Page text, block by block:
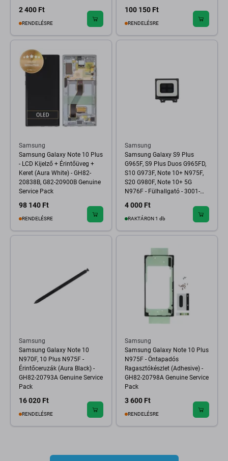
2 400 Ft
RENDELÉSRE
100 150 Ft
RENDELÉSRE
Samsung
Samsung Galaxy Note 10 Plus
- LCD Kijelző + Érintőüveg +
Keret (Aura White) - GH82-
20838B, G82-20900B Genuine
Service Pack
98 140 Ft
RENDELÉSRE
Samsung
Samsung Galaxy S9 Plus
G965F, S9 Plus Duos G965FD,
S10 G973F, Note 10+ N975F,
S20 G980F, Note 10+ 5G
N976F - Fülhallgató - 3001-
4 000 Ft
RAKTÁRON 1 db
Samsung
Samsung Galaxy Note 10
N970F, 10 Plus N975F -
Érintőceruzák (Aura Black) -
GH82-20793A Genuine Service
Pack
16 020 Ft
RENDELÉSRE
Samsung
Samsung Galaxy Note 10 Plus
N975F - Öntapadós
Ragasztókészlet (Adhesive) -
GH82-20798A Genuine Service
Pack
3 600 Ft
RENDELÉSRE